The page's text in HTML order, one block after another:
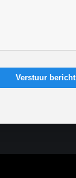
Verstuur bericht